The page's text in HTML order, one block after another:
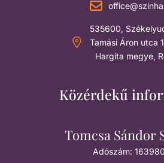
535600,
Tamási Áron utca
Hargita megye,
Közérdekű
Tomcsa Sándor
Adószám: